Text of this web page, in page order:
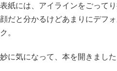
表紙には、アイラインをごって
顔だと分かるけどあまりにデフ
ク。
妙に気になって、本を開きました